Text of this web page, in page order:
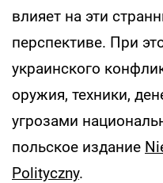
влияет на эти
перспективе. При
украинского
оружия, техники,
угрозами
польское издание
Polityczny.